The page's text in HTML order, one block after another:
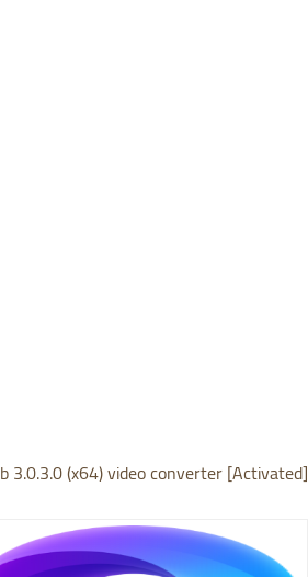
3.0.3.0 (x64) video converter [Activated]